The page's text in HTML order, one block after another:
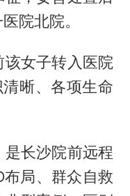
院北院。
该女子转入医院
晰、各项生命
长沙院前远程
局、群众自救